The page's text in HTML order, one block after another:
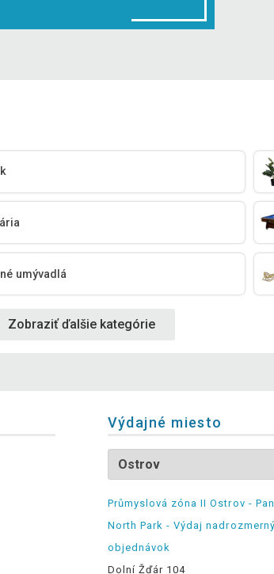
umývadlá
Zobraziť ďalšie kategórie
Výdajné miesto
Průmyslová zóna II Ostrov -
North Park - Výdaj
objednávok
Dolní Žďár 104